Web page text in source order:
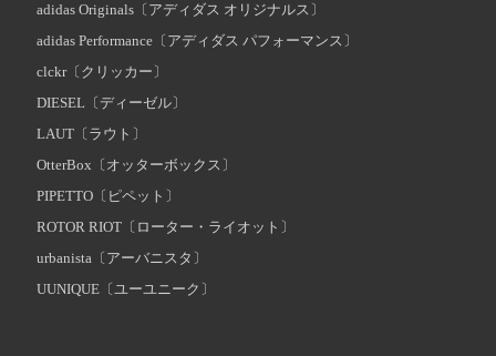
adidas Originals〔アディダス オリジナルス〕
adidas Performance〔アディダス パフォーマンス〕
clckr〔クリッカー〕
DIESEL〔ディーゼル〕
LAUT〔ラウト〕
OtterBox〔オッターボックス〕
PIPETTO〔ピペット〕
ROTOR RIOT〔ローター・ライオット〕
urbanista〔アーバニスタ〕
UUNIQUE〔ユーユニーク〕